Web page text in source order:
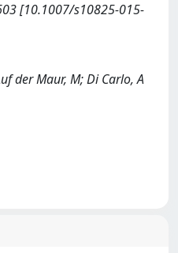
[10.1007/s10825-015-
der Maur, M; Di Carlo, A